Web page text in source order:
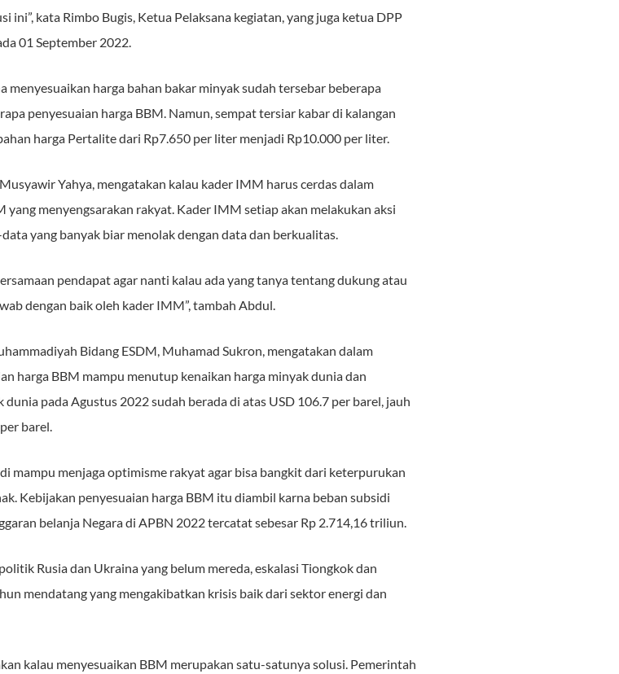
kata Rimbo Bugis, Ketua Pelaksana kegiatan, yang juga ketua DPP
01 September 2022.
menyesuaikan harga bahan bakar minyak sudah tersebar beberapa
penyesuaian harga BBM. Namun, sempat tersiar kabar di kalangan
harga Pertalite dari Rp7.650 per liter menjadi Rp10.000 per liter.
Yahya, mengatakan kalau kader IMM harus cerdas dalam
menyengsarakan rakyat. Kader IMM setiap akan melakukan aksi
yang banyak biar menolak dengan data dan berkualitas.
pendapat agar nanti kalau ada yang tanya tentang dukung atau
dengan baik oleh kader IMM”, tambah Abdul.
Bidang ESDM, Muhamad Sukron, mengatakan dalam
harga BBM mampu menutup kenaikan harga minyak dunia dan
pada Agustus 2022 sudah berada di atas USD 106.7 per barel, jauh
barel.
mampu menjaga optimisme rakyat agar bisa bangkit dari keterpurukan
Kebijakan penyesuaian harga BBM itu diambil karna beban subsidi
belanja Negara di APBN 2022 tercatat sebesar Rp 2.714,16 triliun.
Rusia dan Ukraina yang belum mereda, eskalasi Tiongkok dan
mendatang yang mengakibatkan krisis baik dari sektor energi dan
kalau menyesuaikan BBM merupakan satu-satunya solusi. Pemerintah